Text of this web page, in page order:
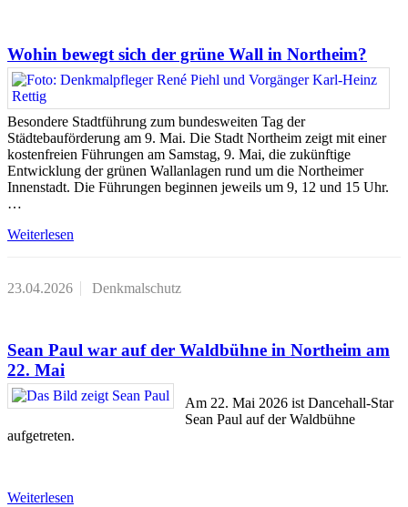
Wohin bewegt sich der grüne Wall in Northeim?
Besondere Stadtführung zum bundesweiten Tag der
Städtebauförderung am 9. Mai. Die Stadt Northeim zeigt mit einer
kostenfreien Führungen am Samstag, 9. Mai, die zukünftige
Entwicklung der grünen Wallanlagen rund um die Northeimer
Innenstadt. Die Führungen beginnen jeweils um 9, 12 und 15 Uhr.
…
Weiterlesen
23.04.2026 Denkmalschutz
Sean Paul war auf der Waldbühne in Northeim am
22. Mai
Am 22. Mai 2026 ist Dancehall-Star
Sean Paul auf der Waldbühne
aufgetreten.
Weiterlesen